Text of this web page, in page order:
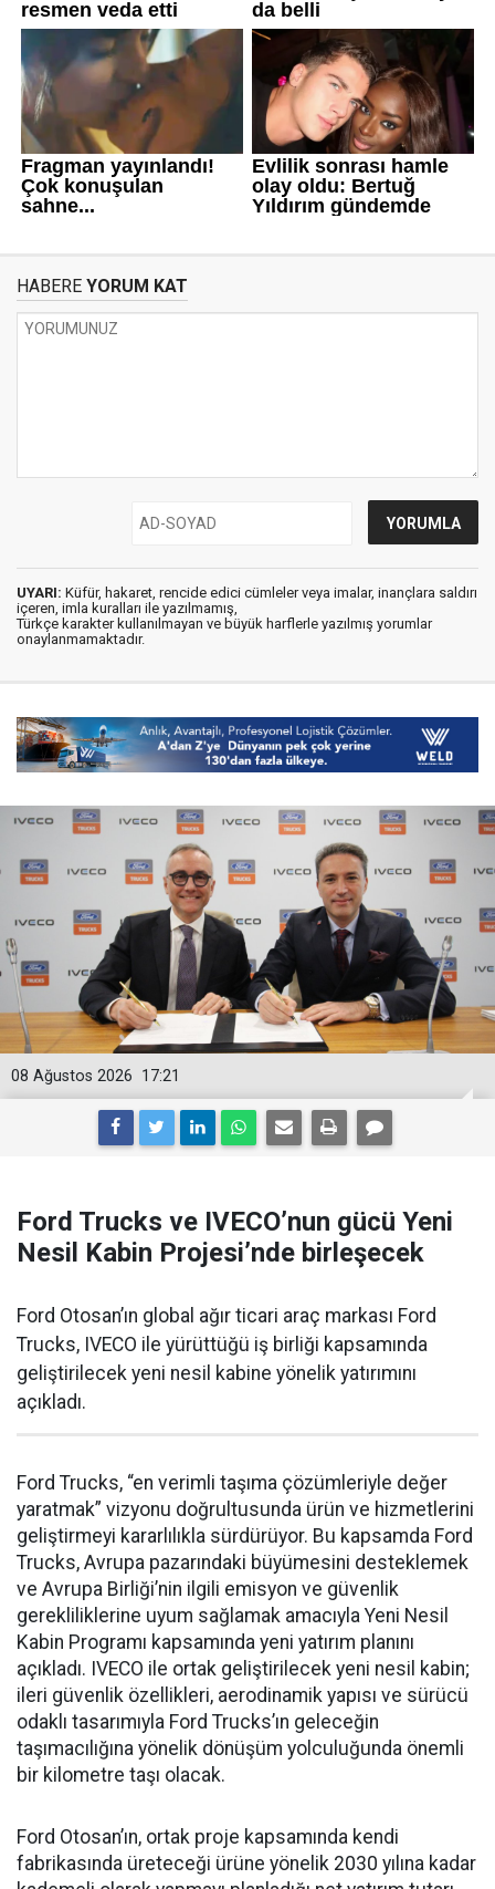
HABERE YORUM KAT
UYARI: Küfür, hakaret, rencide edici cümleler veya imalar, inançlara saldırı
içeren, imla kuralları ile yazılmamış,
Türkçe karakter kullanılmayan ve büyük harflerle yazılmış yorumlar
onaylanmamaktadır.
17:21
08 Ağustos 2026
Ford Trucks ve IVECO’nun gücü Yeni
Nesil Kabin Projesi’nde birleşecek
Ford Otosan’ın global ağır ticari araç markası Ford
Trucks, IVECO ile yürüttüğü iş birliği kapsamında
geliştirilecek yeni nesil kabine yönelik yatırımını
açıkladı.
Ford Trucks, “en verimli taşıma çözümleriyle değer
yaratmak” vizyonu doğrultusunda ürün ve hizmetlerini
geliştirmeyi kararlılıkla sürdürüyor. Bu kapsamda Ford
Trucks, Avrupa pazarındaki büyümesini desteklemek
ve Avrupa Birliği’nin ilgili emisyon ve güvenlik
gerekliliklerine uyum sağlamak amacıyla Yeni Nesil
Kabin Programı kapsamında yeni yatırım planını
açıkladı. IVECO ile ortak geliştirilecek yeni nesil kabin;
ileri güvenlik özellikleri, aerodinamik yapısı ve sürücü
odaklı tasarımıyla Ford Trucks’ın geleceğin
taşımacılığına yönelik dönüşüm yolculuğunda önemli
bir kilometre taşı olacak.
Ford Otosan’ın, ortak proje kapsamında kendi
fabrikasında üreteceği ürüne yönelik 2030 yılına kadar